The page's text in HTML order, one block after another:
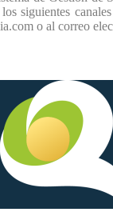
siguientes
o al correo